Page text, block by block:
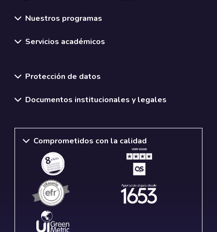
Nuestros programas
Servicios académicos
Protección de datos
Documentos institucionales y legales
Comprometidos con la calidad